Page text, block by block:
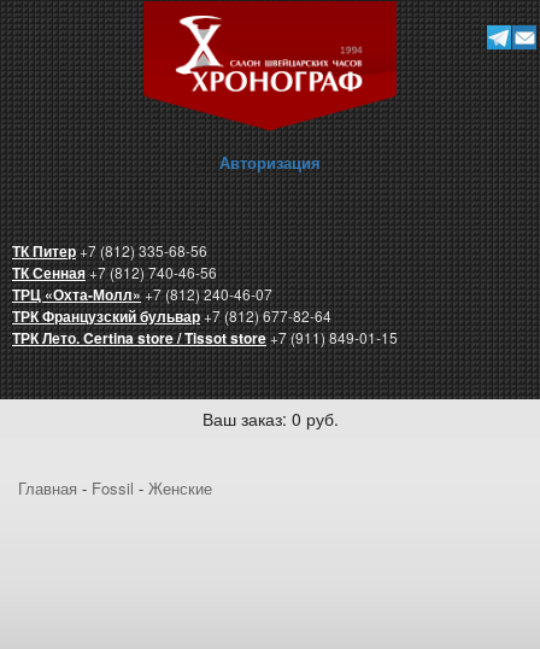
Авторизация
ТК Питер+7 (812) 335-68-56
ТК Сенная+7 (812) 740-46-56
ТРЦ «Охта-Молл»+7 (812) 240-46-07
ТРК Французский бульвар+7 (812) 677-82-64
ТРК Лето. Certina store / Tissot store+7 (911) 849-01-15
Ваш заказ: 0 руб.
Главная - Fossil - Женские